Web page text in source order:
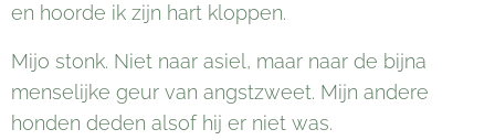
en hoorde ik zijn hart kloppen.
Mijo stonk. Niet naar asiel, maar naar de bijna
menselijke geur van angstzweet. Mijn andere
honden deden alsof hij er niet was.